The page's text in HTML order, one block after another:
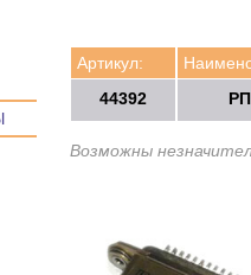
Артикул:
44392
Возможны